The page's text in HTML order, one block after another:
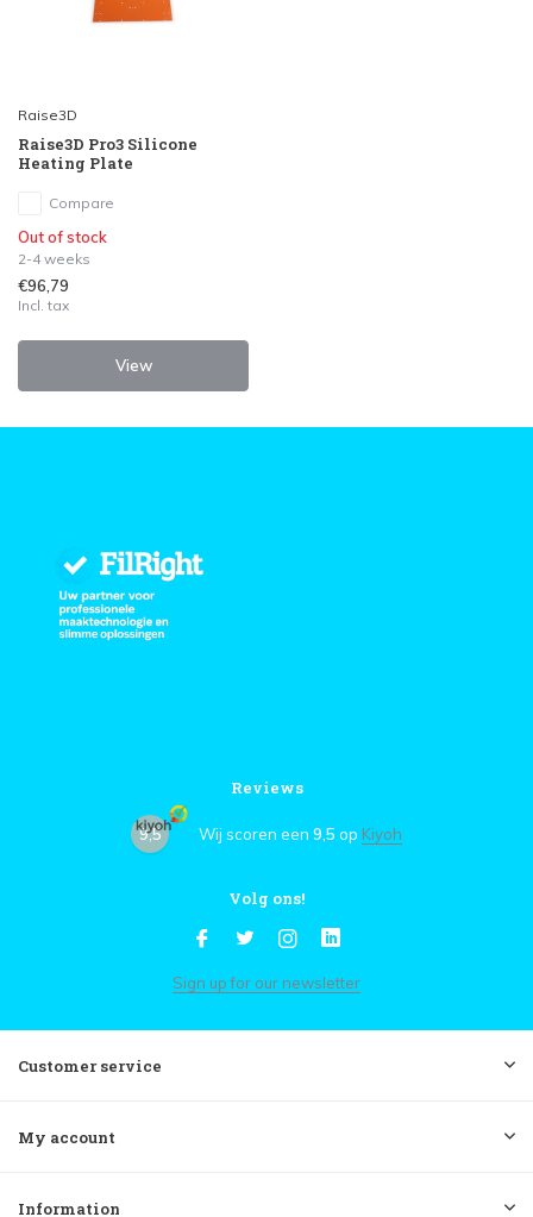
Raise3D
Raise3D Pro3 Silicone
Heating Plate
Compare
Out of stock
2-4 weeks
€96,79
Incl. tax
View
Reviews
9,5 Wij scoren een 9,5 op Kiyoh
Volg ons!
Sign up for our newsletter
Customer service
My account
Information